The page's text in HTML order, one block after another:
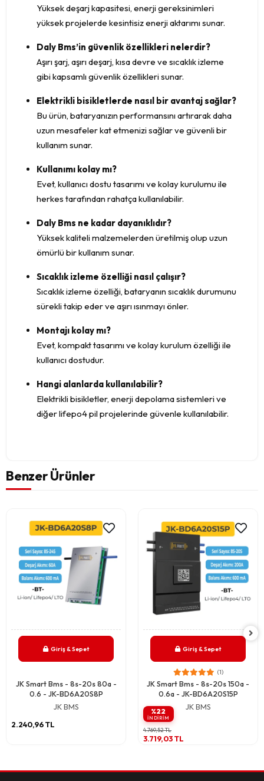
Yüksek deşarj kapasitesi, enerji gereksinimleri
yüksek projelerde kesintisiz enerji aktarımı sunar.
Daly Bms’in güvenlik özellikleri nelerdir?
Aşırı şarj, aşırı deşarj, kısa devre ve sıcaklık izleme
gibi kapsamlı güvenlik özellikleri sunar.
Elektrikli bisikletlerde nasıl bir avantaj sağlar?
Bu ürün, bataryanızın performansını artırarak daha
uzun mesafeler kat etmenizi sağlar ve güvenli bir
kullanım sunar.
Kullanımı kolay mı?
Evet, kullanıcı dostu tasarımı ve kolay kurulumu ile
herkes tarafından rahatça kullanılabilir.
Daly Bms ne kadar dayanıklıdır?
Yüksek kaliteli malzemelerden üretilmiş olup uzun
ömürlü bir kullanım sunar.
Sıcaklık izleme özelliği nasıl çalışır?
Sıcaklık izleme özelliği, bataryanın sıcaklık durumunu
sürekli takip eder ve aşırı ısınmayı önler.
Montajı kolay mı?
Evet, kompakt tasarımı ve kolay kurulum özelliği ile
kullanıcı dostudur.
Hangi alanlarda kullanılabilir?
Elektrikli bisikletler, enerji depolama sistemleri ve
diğer lifepo4 pil projelerinde güvenle kullanılabilir.
Benzer Ürünler
Giriş & Sepet
JK Smart Bms - 8s-20s 80a -
0.6 - JK-BD6A20S8P
JK BMS
2.240,96 TL
Giriş & Sepet
(1)
JK Smart Bms - 8s-20s 150a -
0.6a - JK-BD6A20S15P
JK BMS
%22
INDIRIM
4.769,52 TL
3.719,03 TL